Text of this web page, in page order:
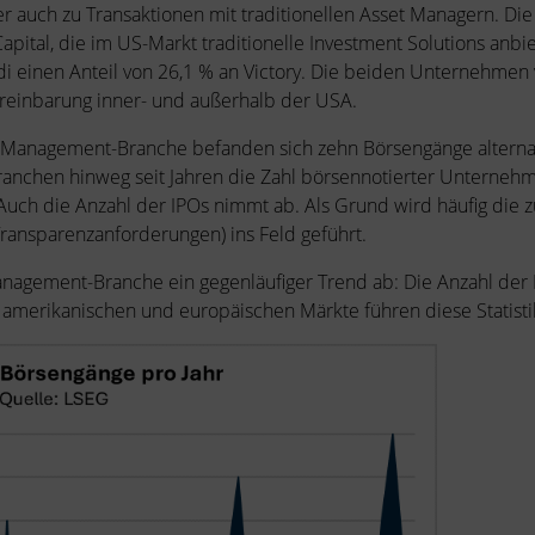
auch zu Transaktionen mit traditionellen Asset Managern.
die im US-Markt traditionelle Investment Solutions
einen Anteil von 26,1 % an Victory. Die beiden
inner- und außerhalb der USA.
Branche befanden sich zehn Börsengänge
hinweg seit Jahren die Zahl börsennotierter
die Anzahl der IPOs nimmt ab. Als Grund wird häufig
ins Feld geführt.
Branche ein gegenläufiger Trend ab: Die Anzahl
und europäischen Märkte führen diese